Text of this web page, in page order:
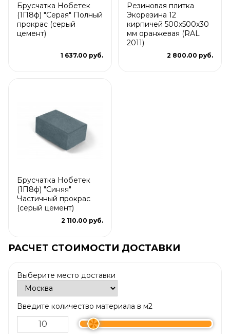
Брусчатка Нобетек
(1П8ф) "Серая" Полный
прокрас (серый
цемент)
1 637.00 руб.
Резиновая плитка
Экорезина 12
кирпичей 500x500x30
мм оранжевая (RAL
2011)
2 800.00 руб.
Брусчатка Нобетек
(1П8ф) "Синяя"
Частичный прокрас
(серый цемент)
2 110.00 руб.
РАСЧЕТ СТОИМОСТИ ДОСТАВКИ
Выберите место доставки
Введите количество материала в м2